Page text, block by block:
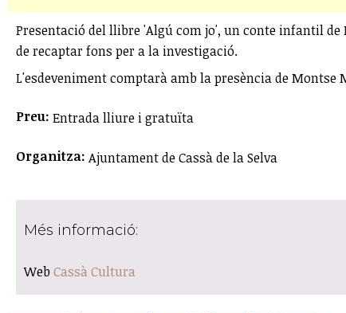
Presentació del llibre 'Algú com jo', un conte infantil
de recaptar fons per a la investigació.
L'esdeveniment comptarà amb la presència de
Preu: Entrada lliure i gratuïta
Organitza: Ajuntament de Cassà de la Selva
Més informació:
Web Cassà Cultura